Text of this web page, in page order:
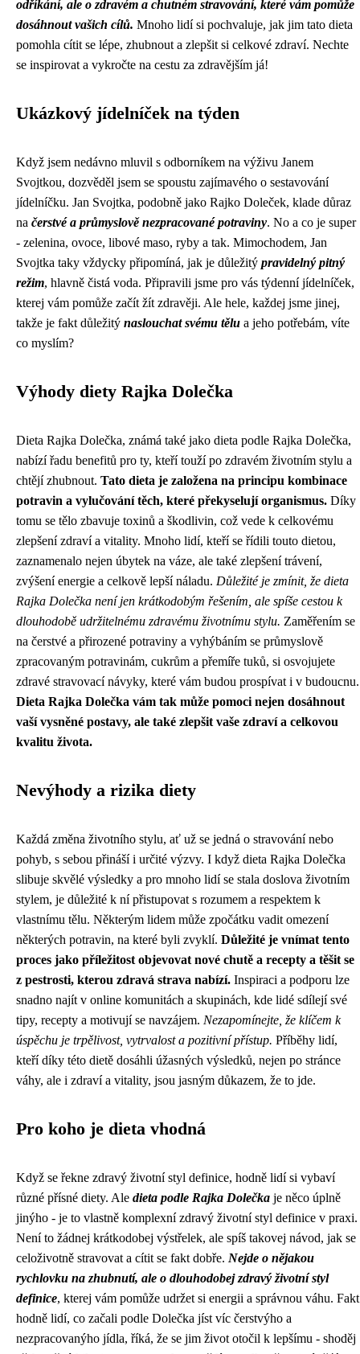
odříkání, ale o zdravém a chutném stravování, které vám pomůže
dosáhnout vašich cílů. Mnoho lidí si pochvaluje, jak jim tato dieta
pomohla cítit se lépe, zhubnout a zlepšit si celkové zdraví. Nechte
se inspirovat a vykročte na cestu za zdravějším já!
Ukázkový jídelníček na týden
Když jsem nedávno mluvil s odborníkem na výživu Janem
Svojtkou, dozvěděl jsem se spoustu zajímavého o sestavování
jídelníčku. Jan Svojtka, podobně jako Rajko Doleček, klade důraz
na čerstvé a průmyslově nezpracované potraviny. No a co je super
- zelenina, ovoce, libové maso, ryby a tak. Mimochodem, Jan
Svojtka taky vždycky připomíná, jak je důležitý pravidelný pitný
režim, hlavně čistá voda. Připravili jsme pro vás týdenní jídelníček,
kterej vám pomůže začít žít zdravěji. Ale hele, každej jsme jinej,
takže je fakt důležitý naslouchat svému tělu a jeho potřebám, víte
co myslím?
Výhody diety Rajka Dolečka
Dieta Rajka Dolečka, známá také jako dieta podle Rajka Dolečka,
nabízí řadu benefitů pro ty, kteří touží po zdravém životním stylu a
chtějí zhubnout. Tato dieta je založena na principu kombinace
potravin a vylučování těch, které překyselují organismus. Díky
tomu se tělo zbavuje toxinů a škodlivin, což vede k celkovému
zlepšení zdraví a vitality. Mnoho lidí, kteří se řídili touto dietou,
zaznamenalo nejen úbytek na váze, ale také zlepšení trávení,
zvýšení energie a celkově lepší náladu. Důležité je zmínit, že dieta
Rajka Dolečka není jen krátkodobým řešením, ale spíše cestou k
dlouhodobě udržitelnému zdravému životnímu stylu. Zaměřením se
na čerstvé a přirozené potraviny a vyhýbáním se průmyslově
zpracovaným potravinám, cukrům a přemíře tuků, si osvojujete
zdravé stravovací návyky, které vám budou prospívat i v budoucnu.
Dieta Rajka Dolečka vám tak může pomoci nejen dosáhnout
vaší vysněné postavy, ale také zlepšit vaše zdraví a celkovou
kvalitu života.
Nevýhody a rizika diety
Každá změna životního stylu, ať už se jedná o stravování nebo
pohyb, s sebou přináší i určité výzvy. I když dieta Rajka Dolečka
slibuje skvělé výsledky a pro mnoho lidí se stala doslova životním
stylem, je důležité k ní přistupovat s rozumem a respektem k
vlastnímu tělu. Některým lidem může zpočátku vadit omezení
některých potravin, na které byli zvyklí. Důležité je vnímat tento
proces jako příležitost objevovat nové chutě a recepty a těšit se
z pestrosti, kterou zdravá strava nabízí. Inspiraci a podporu lze
snadno najít v online komunitách a skupinách, kde lidé sdílejí své
tipy, recepty a motivují se navzájem. Nezapomínejte, že klíčem k
úspěchu je trpělivost, vytrvalost a pozitivní přístup. Příběhy lidí,
kteří díky této dietě dosáhli úžasných výsledků, nejen po stránce
váhy, ale i zdraví a vitality, jsou jasným důkazem, že to jde.
Pro koho je dieta vhodná
Když se řekne zdravý životní styl definice, hodně lidí si vybaví
různé přísné diety. Ale dieta podle Rajka Dolečka je něco úplně
jinýho - je to vlastně komplexní zdravý životní styl definice v praxi.
Není to žádnej krátkodobej výstřelek, ale spíš takovej návod, jak se
celoživotně stravovat a cítit se fakt dobře. Nejde o nějakou
rychlovku na zhubnutí, ale o dlouhodobej zdravý životní styl
definice, kterej vám pomůže udržet si energii a správnou váhu. Fakt
hodně lidí, co začali podle Dolečka jíst víc čerstvýho a
nezpracovanýho jídla, říká, že se jim život otočil k lepšímu - shoděj